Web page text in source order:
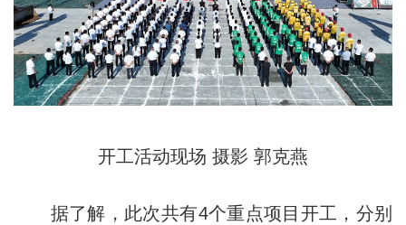
开工活动现场 摄影 郭克燕
据了解，此次共有4个重点项目开工，分别